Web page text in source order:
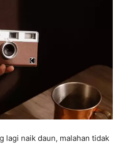
lagi naik daun, malahan tidak